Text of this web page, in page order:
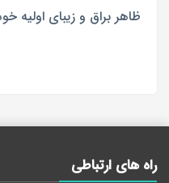
ظاهر براق و زیبای اولیه
راه های ارتباطی